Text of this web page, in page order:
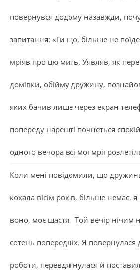
повернувся додому назавжди,
запитання: «Ти що, більше не
мріяв про цю мить. Уявляв, як
домівки, обійму дружину,
яких бачив лише через екран
попереду нарешті почнеться
одного вечора всі мої мрії
Коли мені повідомили, що
кохала вісім років, більше немає,
воно, моє щастя. Той вечір нічим
сотень попередніх. Я повернулася
роботи, перевдягнулася й